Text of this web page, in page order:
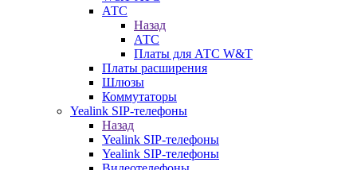
АТС
Назад
АТС
Платы для АТС W&T
Платы расширения
Шлюзы
Коммутаторы
Yealink SIP-телефоны
Назад
Yealink SIP-телефоны
Yealink SIP-телефоны